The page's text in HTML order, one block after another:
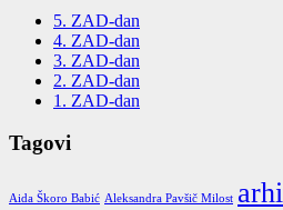
5. ZAD-dan
4. ZAD-dan
3. ZAD-dan
2. ZAD-dan
1. ZAD-dan
Tagovi
Aida Škoro Babić Aleksandra Pavšič Milost